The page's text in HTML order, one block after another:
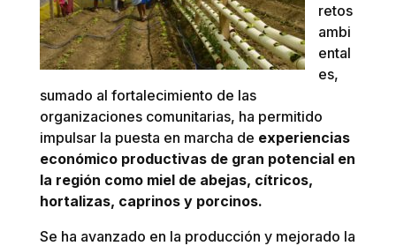
retos
ambi
ental
es,
sumado al fortalecimiento de las
organizaciones comunitarias, ha permitido
impulsar la puesta en marcha de experiencias
económico productivas de gran potencial en
la región como miel de abejas, cítricos,
hortalizas, caprinos y porcinos.
Se ha avanzado en la producción y mejorado la